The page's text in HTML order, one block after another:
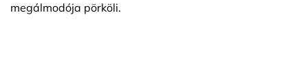
megálmodója pörköli.